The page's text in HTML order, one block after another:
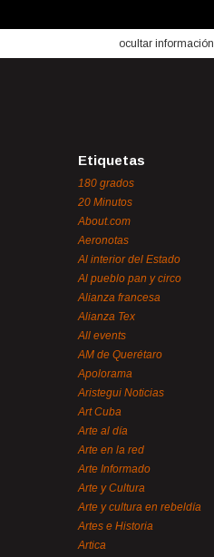
ocultar información
Etiquetas
180 grados
20 Minutos
About.com
Aeronotas
Al interior del Estado
Al pueblo pan y circo
Alianza francesa
Alianza Tex
All events
AM de Querétaro
Apolorama
Aristegui Noticias
Art Cuba
Arte al día
Arte en la red
Arte Informado
Arte y Cultura
Arte y cultura en rebeldía
Artes e Historia
Artica